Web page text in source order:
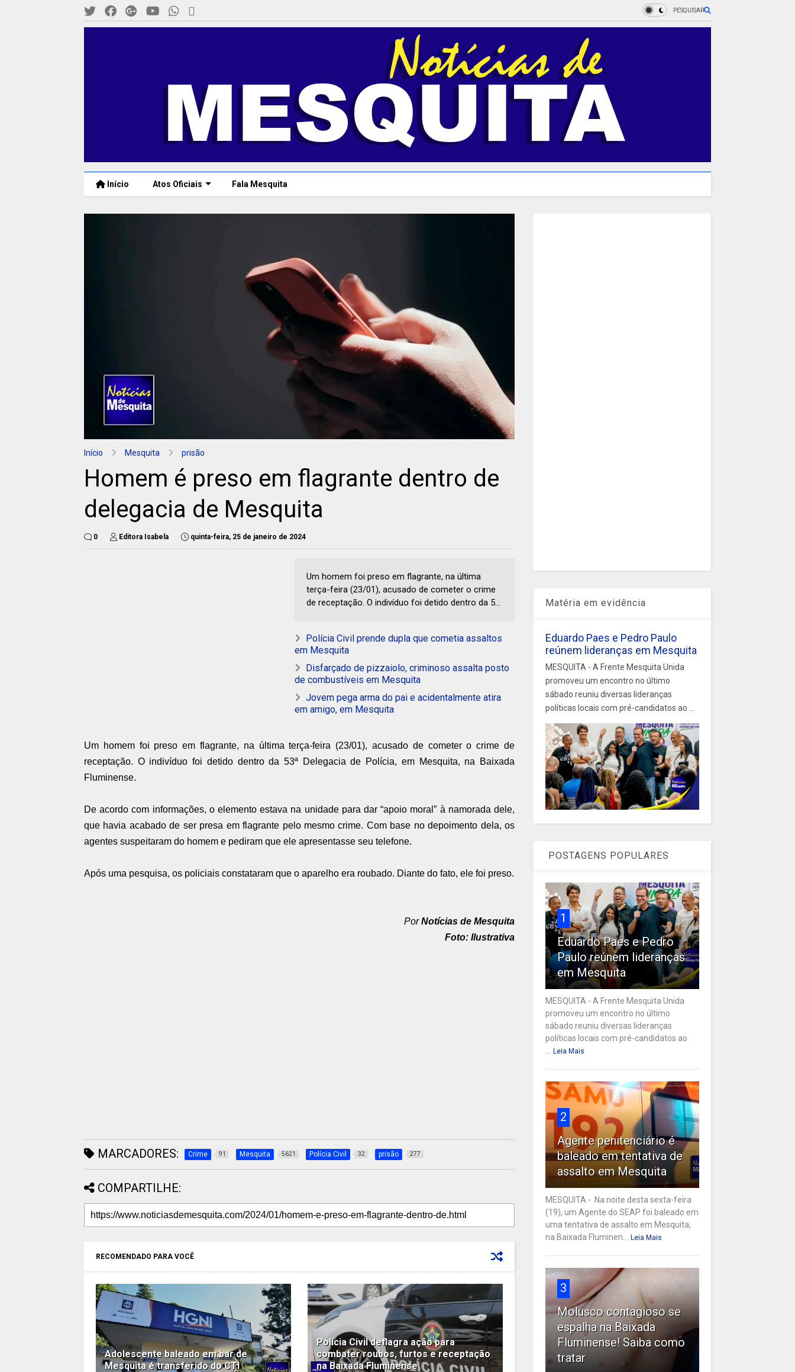
PESQUISAR
Início Atos Oficiais Fala Mesquita
Início Mesquita prisão
Homem é preso em flagrante dentro de
delegacia de Mesquita
0 Editora Isabela quinta-feira, 25 de janeiro de 2024
Um homem foi preso em flagrante, na última
terça-feira (23/01), acusado de cometer o crime
de receptação. O indivíduo foi detido dentro da 5...
Polícia Civil prende dupla que cometia assaltos
em Mesquita
Disfarçado de pizzaiolo, criminoso assalta posto
de combustíveis em Mesquita
Jovem pega arma do pai e acidentalmente atira
em amigo, em Mesquita
Um homem foi preso em flagrante, na última terça-feira (23/01), acusado de cometer o crime de
receptação. O indivíduo foi detido dentro da 53ª Delegacia de Polícia, em Mesquita, na Baixada
Fluminense.
De acordo com informações, o elemento estava na unidade para dar “apoio moral” à namorada dele,
que havia acabado de ser presa em flagrante pelo mesmo crime. Com base no depoimento dela, os
agentes suspeitaram do homem e pediram que ele apresentasse seu telefone.
Após uma pesquisa, os policiais constataram que o aparelho era roubado. Diante do fato, ele foi preso.
PorNotícias de Mesquita
Foto: Ilustrativa
MARCADORES: Crime 91 Mesquita 5621 Polícia Civil 32 prisão 277
COMPARTILHE:
RECOMENDADO PARA VOCÊ
Adolescente baleado em bar de
Mesquita é transferido do CTI
Polícia Civil deflagra ação para
combater roubos, furtos e receptação
na Baixada Fluminense
Matéria em evidência
Eduardo Paes e Pedro Paulo
reúnem lideranças em Mesquita
MESQUITA - A Frente Mesquita Unida
promoveu um encontro no último
sábado reuniu diversas lideranças
políticas locais com pré-candidatos ao ...
POSTAGENS POPULARES
1
Eduardo Paes e Pedro
Paulo reúnem lideranças
em Mesquita
MESQUITA - A Frente Mesquita Unida
promoveu um encontro no último
sábado reuniu diversas lideranças
políticas locais com pré-candidatos ao
... Leia Mais
2
Agente penitenciário é
baleado em tentativa de
assalto em Mesquita
MESQUITA - Na noite desta sexta-feira
(19), um Agente do SEAP foi baleado em
uma tentativa de assalto em Mesquita,
na Baixada Fluminen... Leia Mais
3
Molusco contagioso se
espalha na Baixada
Fluminense! Saiba como
tratar